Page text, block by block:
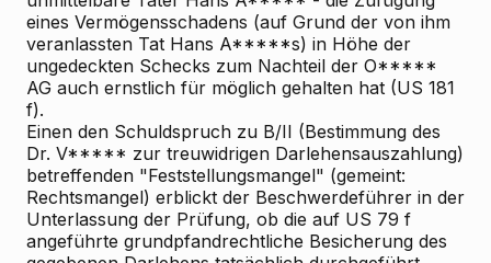
eines Vermögensschadens (auf Grund der von ihm
veranlassten Tat Hans A*****s) in Höhe der
ungedeckten Schecks zum Nachteil der O*****
AG auch ernstlich für möglich gehalten hat (US 181
f).
Einen den Schuldspruch zu B/II (Bestimmung des
Dr. V***** zur treuwidrigen Darlehensauszahlung)
betreffenden "Feststellungsmangel" (gemeint:
Rechtsmangel) erblickt der Beschwerdeführer in der
Unterlassung der Prüfung, ob die auf US 79 f
angeführte grundpfandrechtliche Besicherung des